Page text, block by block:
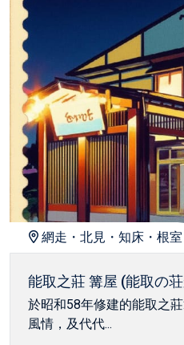
網走・北見・知床・根室
能取之莊 篝屋 (能取の
於昭和58年修建的能取之
風情，及代代...